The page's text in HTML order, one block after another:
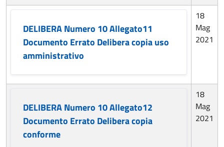
DELIBERA Numero 10 Allegato11
Documento Errato Delibera copia uso
amministrativo
18
Mag
2021
DELIBERA Numero 10 Allegato12
Documento Errato Delibera copia
conforme
18
Mag
2021